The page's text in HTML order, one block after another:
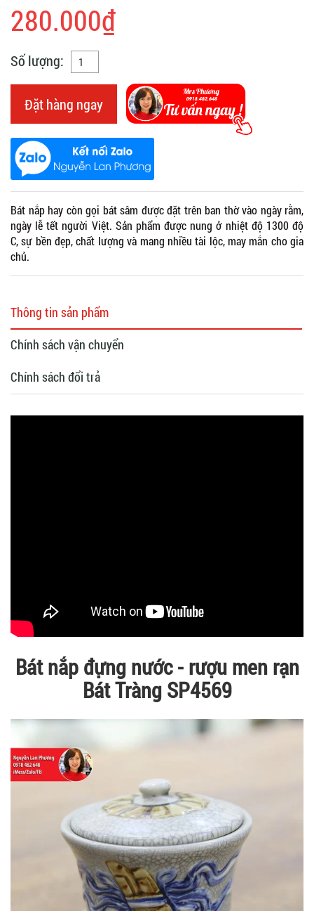
280.000₫
Số lượng:
Đặt hàng ngay
Bát nắp hay còn gọi bát sâm được đặt trên ban thờ vào ngày rằm,
ngày lễ tết người Việt. Sản phẩm được nung ở nhiệt độ 1300 độ
C, sự bền đẹp, chất lượng và mang nhiều tài lộc, may mắn cho gia
chủ.
Thông tin sản phẩm
Chính sách vận chuyển
Chính sách đổi trả
Bát nắp đựng nước - rượu men rạn
Bát Tràng SP4569